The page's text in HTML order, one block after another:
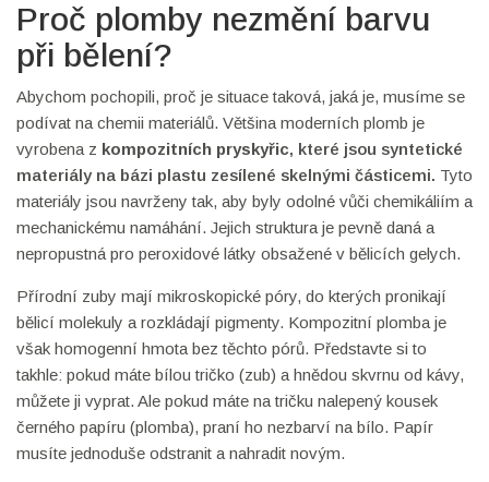
Proč plomby nezmění barvu
při bělení?
Abychom pochopili, proč je situace taková, jaká je, musíme se
podívat na chemii materiálů. Většina moderních plomb je
vyrobena z kompozitních pryskyřic, které jsou syntetické
materiály na bázi plastu zesílené skelnými částicemi. Tyto
materiály jsou navrženy tak, aby byly odolné vůči chemikáliím a
mechanickému namáhání. Jejich struktura je pevně daná a
nepropustná pro peroxidové látky obsažené v bělicích gelych.
Přírodní zuby mají mikroskopické póry, do kterých pronikají
bělicí molekuly a rozkládají pigmenty. Kompozitní plomba je
však homogenní hmota bez těchto pórů. Představte si to
takhle: pokud máte bílou tričko (zub) a hnědou skvrnu od kávy,
můžete ji vyprat. Ale pokud máte na tričku nalepený kousek
černého papíru (plomba), praní ho nezbarví na bílo. Papír
musíte jednoduše odstranit a nahradit novým.